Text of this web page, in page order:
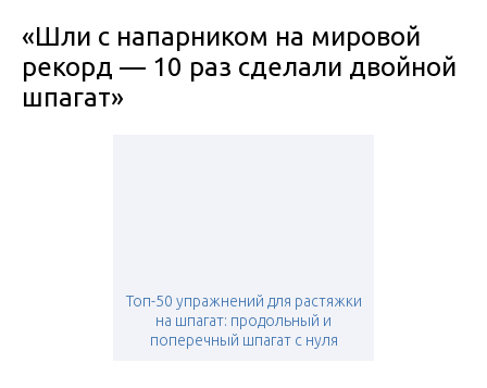
«Шли с напарником на мировой
рекорд — 10 раз сделали двойной
шпагат»
Топ-50 упражнений для растяжки
на шпагат: продольный и
поперечный шпагат с нуля